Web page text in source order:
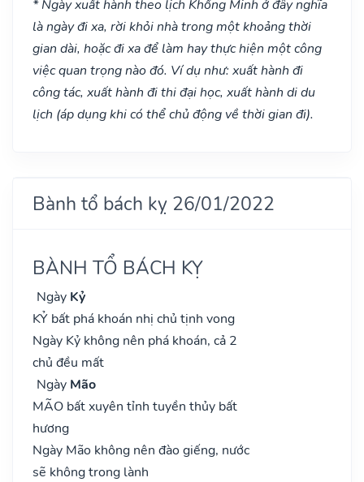
* Ngày xuất hành theo lịch Khổng Minh ở đây nghĩa
là ngày đi xa, rời khỏi nhà trong một khoảng thời
gian dài, hoặc đi xa để làm hay thực hiện một công
việc quan trọng nào đó. Ví dụ như: xuất hành đi
công tác, xuất hành đi thi đại học, xuất hành di du
lịch (áp dụng khi có thể chủ động về thời gian đi).
Bành tổ bách kỵ 26/01/2022
BÀNH TỔ BÁCH KỴ
Ngày Kỷ
KỶ bất phá khoán nhị chủ tịnh vong
Ngày Kỷ không nên phá khoán, cả 2
chủ đều mất
Ngày Mão
MÃO bất xuyên tỉnh tuyền thủy bất
hương
Ngày Mão không nên đào giếng, nước
sẽ không trong lành